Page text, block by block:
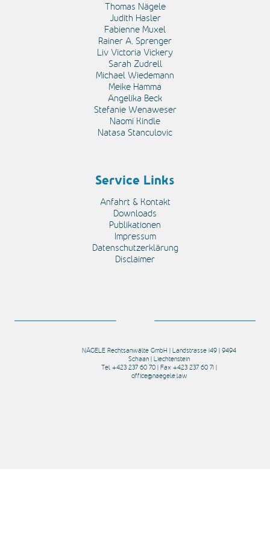
Thomas Nägele
Judith Hasler
Fabienne Muxel
Rainer A. Sprenger
Liv Victoria Vickery
Sarah Zudrell
Michael Wiedemann
Meike Hamma
Angelika Beck
Stefanie Wenaweser
Naomi Kindle
Natasa Stanculovic
Service Links
Anfahrt & Kontakt
Downloads
Publikationen
Impressum
Datenschutzerklärung
Disclaimer
NÄGELE Rechtsanwälte GmbH | Landstrasse 149 | 9494
Schaan | Liechtenstein
Tel +423 237 60 70 | Fax +423 237 60 71 |
office@naegele.law